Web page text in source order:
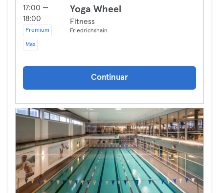
17:00 —
18:00
Premium
Max
Yoga Wheel
Fitness
Friedrichshain
Continuar